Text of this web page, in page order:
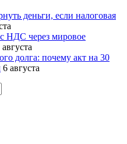
деньги, если налоговая
НДС через мировое
августа
долга: почему акт на 30
6 августа